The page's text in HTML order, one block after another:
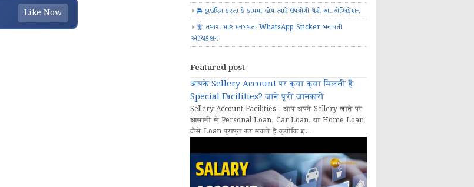
Like Now
🚘 ડ્રાઈવિંગ કરતા કે કામમાં હોય ત્યારે ઉપયોગી થશે આ એપ્લિકેશન
🧚 તમારા માટે મનગમતા WhatsApp Sticker બનાવતી
એપ્લિકેશન
Featured post
आपके Sellery Account पर क्या क्या मिलती हैं
Special Facilities? जानें पूरी जानकारी
Sellery Account Facilities : आप अपने Sellery खाते पर
आसानी से Personal Loan, Car Loan, या Home Loan
जैसे Loan प्राप्त कर सकते हैं क्योंकि इ...